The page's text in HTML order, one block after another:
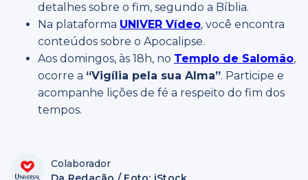
detalhes sobre o fim, segundo a Bíblia.
Na plataforma UNIVER Vídeo, você encontra
conteúdos sobre o Apocalipse.
Aos domingos, às 18h, no Templo de Salomão,
ocorre a “Vigília pela sua Alma”. Participe e
acompanhe lições de fé a respeito do fim dos
tempos.
Colaborador